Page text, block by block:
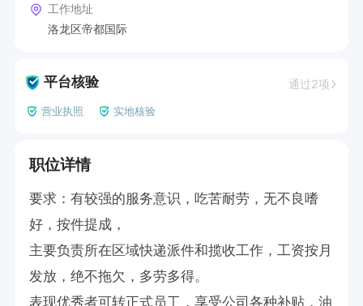
工作地址
洛龙区帝都国际
平台核验 通过2项
营业执照 实地核验
职位详情
要求：有较强的服务意识，吃苦耐劳，无不良嗜
好，按件提成，
主要负责所在区域快递派件和揽收工作，工资按月
发放，绝不拖欠，多劳多得。
表现优秀者可转正式员工，享受公司各种补贴，油